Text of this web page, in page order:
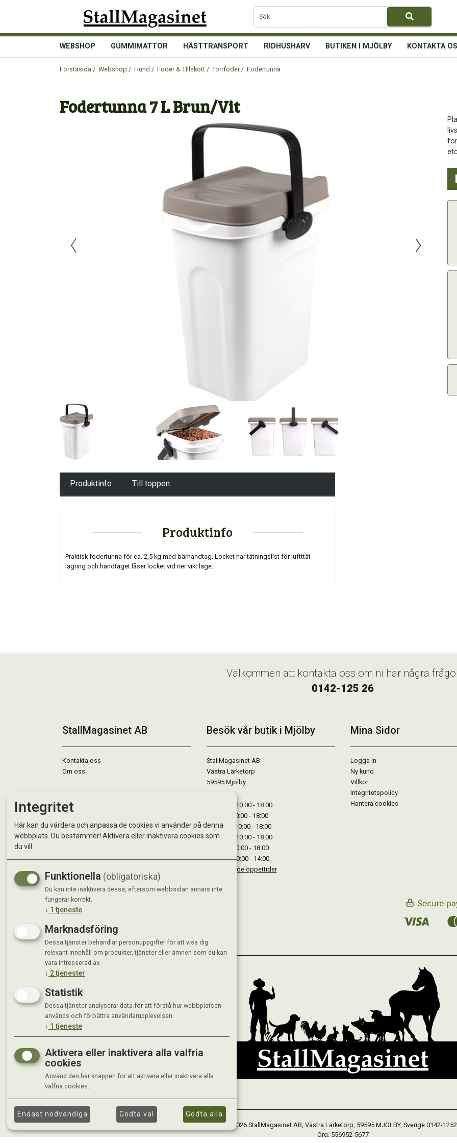
WEBSHOP GUMMIMATTOR HÄSTTRANSPORT RIDHUSHARV BUTIKEN I MJÖLBY KONTAKTA
Förstasida / Webshop / Hund / Foder & TIllskott / Torrfoder/ Fodertunna 7 L Brun/Vit
Fodertunna 7 L Brun/Vit
Produktinfo Till toppen
Produktinfo
Praktisk fodertunna för ca. 2,5 kg med bärhandtag. Locket har tätningslist för luftttät
lagring och handtaget låser locket vid ner vikt läge.
Välkommen att kontakta oss om ni har några
0142-125 26
StallMagasinet AB
Kontakta oss
Om oss
Besök vår butik i Mjölby
StallMagasinet AB
Västra Lärketorp
59595 Mjölby
Måndag : 10:00 - 18:00
Tisdag : 10:00 - 18:00
Onsdag : 10:00 - 18:00
Torsdag : 10:00 - 18:00
Fredag : 10:00 - 18:00
Lördag : 10:00 - 14:00
Se avvikande öppettider
Mina Sidor
Logga in
Ny kund
Villkor
Integritetspolicy
Hantera cookies
© 2026 StallMagasinet AB, Västra Lärketorp, 59595 MJÖLBY, Sverige 0142-
Org. 556952-5677
Integritet
Här kan du värdera och anpassa de cookies vi använder på denna
webbplats. Du bestämmer! Aktivera eller inaktivera cookies som
du vill.
Funktionella (obligatoriska)
Du kan inte inaktivera dessa, eftersom webbsidan annars inte
fungerar korrekt.
↓ 1 tjeneste
Marknadsföring
Dessa tjänster behandlar personuppgifter för att visa dig
relevant innehåll om produkter, tjänster eller ämnen som du kan
vara intresserad av.
↓ 2tjenester
Statistik
Dessa tjänster analyserar data för att förstå hur webbplatsen
används och förbättra användarupplevelsen.
↓ 1 tjeneste
Aktivera eller inaktivera alla valfria
cookies
Använd den här knappen för att aktivera eller inaktivera alla
valfria cookies.
Endast nödvändiga Godta val Godta alla